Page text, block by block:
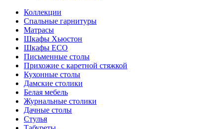
Коллекции
Спальные гарнитуры
Матрасы
Шкафы Хьюстон
Шкафы ECO
Письменные столы
Прихожие с каретной стяжкой
Кухонные столы
Дамские столики
Белая мебель
Журнальные столики
Дачные столы
Стулья